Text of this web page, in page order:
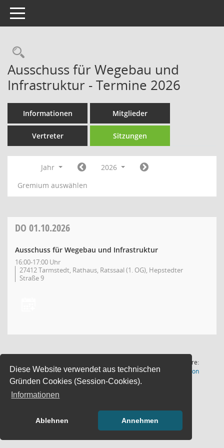
Diese Website verwendet aus technischen
Gründen Cookies (Session-Cookies).
Informationen
Ablehnen Annehmen
Toggle navigation
Rechercheauswahl
Ausschuss für Wegebau und
Infrastruktur - Termine 2026
Informationen Mitglieder
Vertreter Sitzungen
Jahr
2026
Gremium auswählen
DO 01.10.2026
Ausschuss für Wegebau und Infrastruktur
16:00-17:00 Uhr
27412 Tarmstedt, Rathaus, Ratssaal (1. OG), Hepstedter
Straße 9
Letzte Änderung: 07.08.2026
18:00:54
Software:
Sitzungsdienst
Session(Wird in